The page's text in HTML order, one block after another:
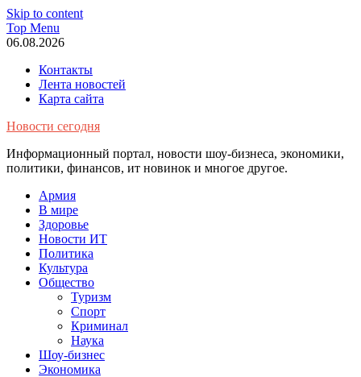
Skip to content
Top Menu
06.08.2026
Контакты
Лента новостей
Карта сайта
Новости сегодня
Информационный портал, новости шоу-бизнеса, экономики,
политики, финансов, ит новинок и многое другое.
Армия
В мире
Здоровье
Новости ИТ
Политика
Культура
Общество
Туризм
Спорт
Криминал
Наука
Шоу-бизнес
Экономика